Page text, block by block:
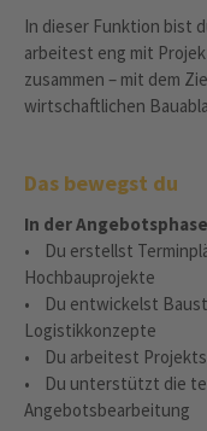
In dieser Funktion bist
arbeitest eng mit
zusammen – mit dem
wirtschaftlichen
Das bewegst du
In der Angebotsphase
• Du erstellst
Hochbauprojekte
• Du entwickelst
Logistikkonzepte
• Du arbeitest
• Du unterstützt die
Angebotsbearbeitung